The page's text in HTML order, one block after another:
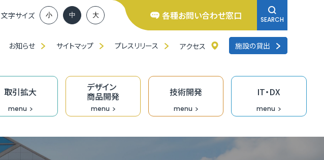
文字サイズ 小 中 大 各種お問い合わせ窓口 SEARCH
お知らせ サイトマップ プレスリリース アクセス 施設の貸出
取引拡大
menu
デザイン
商品開発
menu
技術開発
menu
IT・DX
menu